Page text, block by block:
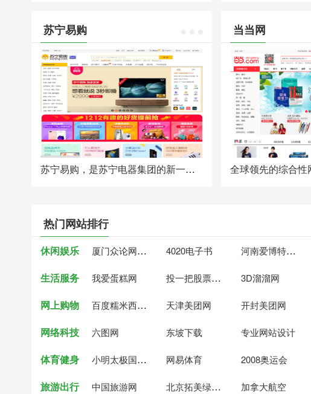
苏宁易购
苏宁易购，是苏宁电器集团的新一代B2C网上商城，于2009年8月18日上线试运营。2010年1月25日，苏宁电器在南京总部宣布，公司的B2C网购平台“苏宁易购”将于2月1日正式上线，并将自主采购、独立运营，苏宁电器也由此正式出手电子商务B-t-C领域。2011年5月25日正式启用.com域名，原.cn域名跳转至.com域名。
当当网
热门网站排行
休闲娱乐 厦门众论网络科技 4020电子书 河南爱博特科技发展
生活服务
我爱蛋糕网 投一把股票行情网 3D溜溜网
网上购物 百度糯米西安团购 天津美团网 开封美团网
网络科技
六图网 东坡下载 专业网站设计
体育健身
小明太极国漫文化 网易体育 2008奥运会
旅游出行 中国旅游网 北京拓美绿都园林绿化工程 加拿大航空